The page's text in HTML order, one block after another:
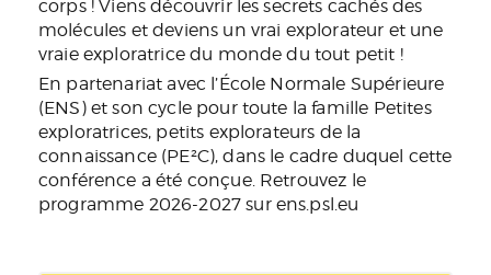
corps ! Viens découvrir les secrets cachés des
molécules et deviens un vrai explorateur et une
vraie exploratrice du monde du tout petit !
En partenariat avec l’École Normale Supérieure
(ENS) et son cycle pour toute la famille Petites
exploratrices, petits explorateurs de la
connaissance (PE²C), dans le cadre duquel cette
conférence a été conçue. Retrouvez le
programme 2026-2027 sur ens.psl.eu